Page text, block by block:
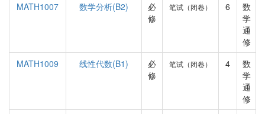
MATH1007
数学分析(B2)
必
修
笔试（闭卷） 6
数
学
通
修
MATH1009
线性代数(B1)
必
修
笔试（闭卷） 4
数
学
通
修